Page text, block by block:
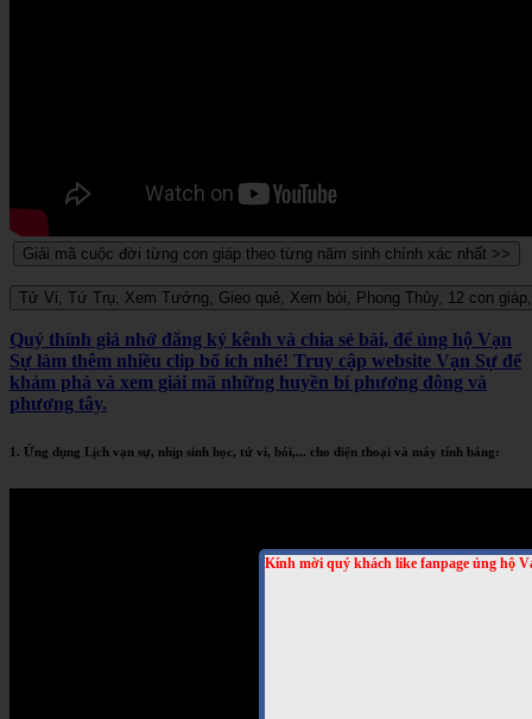
Kính mời quý khách like fanpage ủng hộ
Quý thính giả nhớ đăng ký kênh và chia sẻ bài, để ủng hộ Vạn
Sự làm thêm nhiều clip bổ ích nhé! Truy cập website Vạn Sự để
khám phá và xem giải mã những huyền bí phương đông và
phương tây.
1. Ứng dụng Lịch vạn sự, nhịp sinh học, tử vi, bói,... cho điện thoại và máy tính bảng: